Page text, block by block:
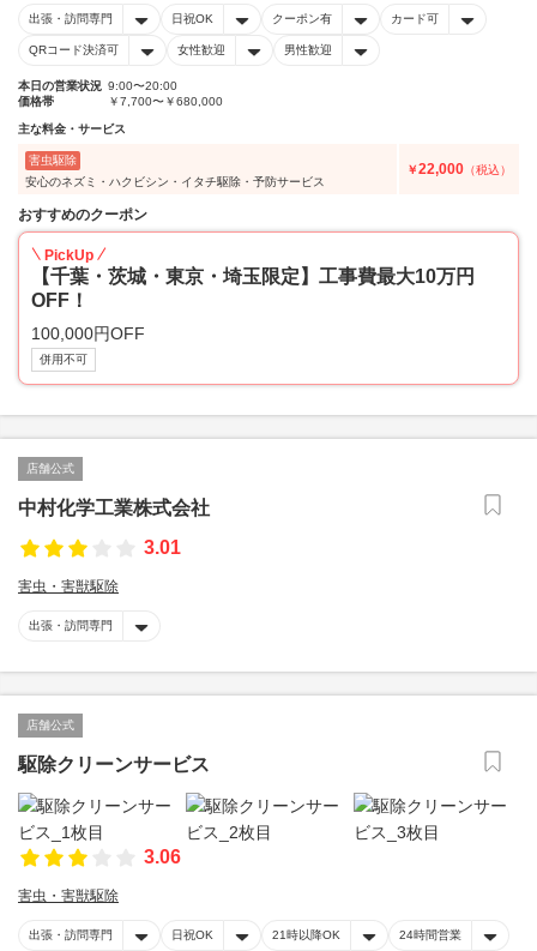
出張・訪問専門 日祝OK クーポン有 カード可
QRコード決済可 女性歓迎 男性歓迎
本日の営業状況 9:00〜20:00
価格帯
￥7,700〜￥680,000
主な料金・サービス
害虫駆除
安心のネズミ・ハクビシン・イタチ駆除・予防サービス
￥22,000 （税込）
おすすめのクーポン
PickUp
【千葉・茨城・東京・埼玉限定】工事費最大10万円
OFF！
100,000円OFF
併用不可
店舗公式
中村化学工業株式会社
3.01
害虫・害獣駆除
出張・訪問専門
店舗公式
駆除クリーンサービス
3.06
害虫・害獣駆除
出張・訪問専門 日祝OK 21時以降OK 24時間営業